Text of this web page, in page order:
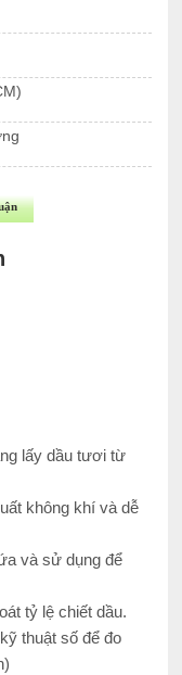
lấy dầu tươi từ
không khí và dễ
và sử dụng để
tỷ lệ chiết dầu.
thuật số để đo